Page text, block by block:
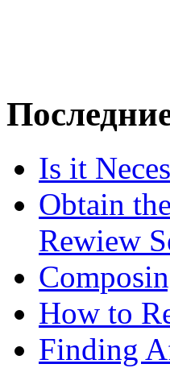
Is it
Obtain
Rewiew
How to
Finding